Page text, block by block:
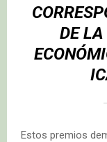
DE
Estos premios